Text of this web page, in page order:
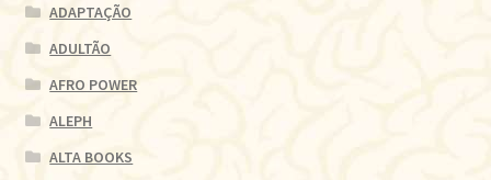
ADAPTAÇÃO
ADULTÃO
AFRO POWER
ALEPH
ALTA BOOKS